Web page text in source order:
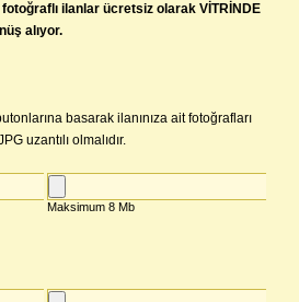
fotoğraflı ilanlar ücretsiz olarak VİTRİNDE
alıyor.
basarak ilanınıza ait fotoğrafları
uzantılı olmalıdır.